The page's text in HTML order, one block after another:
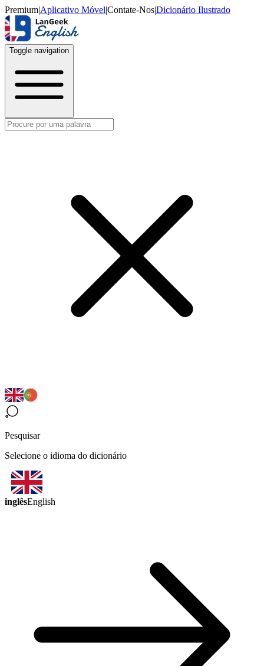
Premium|Aplicativo Móvel|Contate-Nos|Dicionário Ilustrado
Toggle navigation
Pesquisar
Selecione o idioma do dicionário
inglêsEnglish